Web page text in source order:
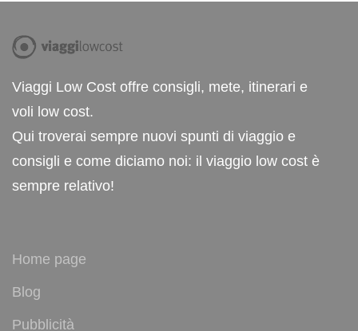
Viaggi Low Cost offre consigli, mete, itinerari e
voli low cost.
Qui troverai sempre nuovi spunti di viaggio e
consigli e come diciamo noi: il viaggio low cost è
sempre relativo!
Home page
Blog
Pubblicità